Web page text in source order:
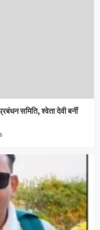
समिति, श्वेता देवी बनीं